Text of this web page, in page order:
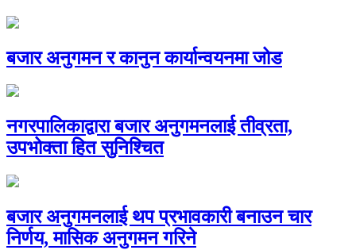
बजार अनुगमन र कानुन कार्यान्वयनमा जोड
नगरपालिकाद्वारा बजार अनुगमनलाई तीव्रता,
उपभोक्ता हित सुनिश्चित
बजार अनुगमनलाई थप प्रभावकारी बनाउन चार
निर्णय, मासिक अनुगमन गरिने